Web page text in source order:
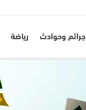
جرائم وحوادث رياضة